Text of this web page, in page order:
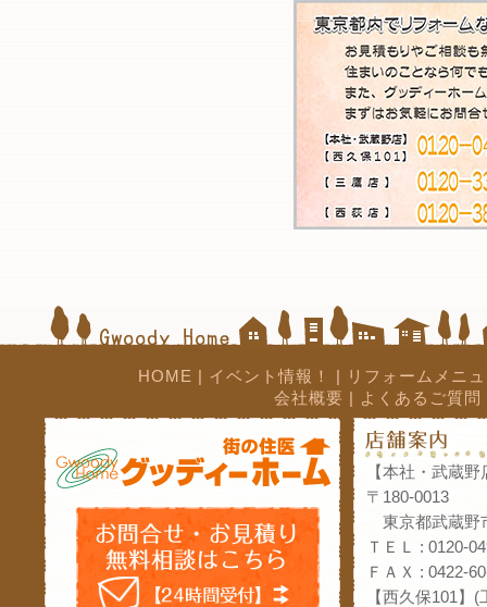
HOME イベント情報！
リフォームメニ
会社概要
よくあるご質問
【本社・武蔵野
〒180-0013
東京都武蔵野
ＴＥＬ : 0120-
ＦＡＸ : 0422-
【西久保101】